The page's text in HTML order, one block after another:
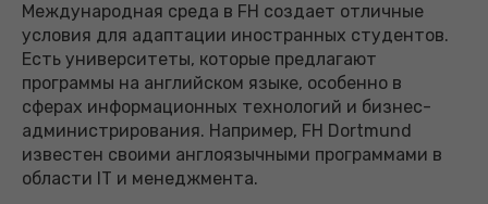
Международная среда в FH создает отличные
условия для адаптации иностранных студентов.
Есть университеты, которые предлагают
программы на английском языке, особенно в
сферах информационных технологий и бизнес-
администрирования. Например, FH Dortmund
известен своими англоязычными программами в
области IT и менеджмента.